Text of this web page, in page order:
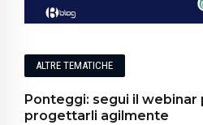
ALTRE TEMATICHE
Ponteggi: segui il
progettarli agilmente